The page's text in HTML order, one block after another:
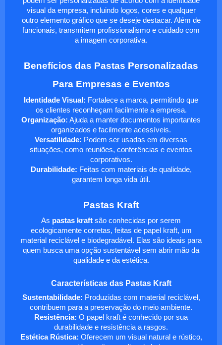
visual da empresa, incluindo logos, cores e qualquer
outro elemento gráfico que se deseje destacar. Além de
funcionais, transmitem profissionalismo e cuidado com
a imagem corporativa.
Benefícios das Pastas Personalizadas
Para Empresas e Eventos
Identidade Visual: Fortalece a marca, permitindo que
os clientes reconheçam facilmente a empresa.
Organização: Ajuda a manter documentos importantes
organizados e facilmente acessíveis.
Versatilidade: Podem ser usadas em diversas
situações, como reuniões, conferências e eventos
corporativos.
Durabilidade: Feitas com materiais de qualidade,
garantem longa vida útil.
Pastas Kraft
As pastas kraft são conhecidas por serem
ecologicamente corretas, feitas de papel kraft, um
material reciclável e biodegradável. Elas são ideais para
quem busca uma opção sustentável sem abrir mão da
qualidade e da estética.
Características das Pastas Kraft
Sustentabilidade: Produzidas com material reciclável,
contribuem para a preservação do meio ambiente.
Resistência: O papel kraft é conhecido por sua
durabilidade e resistência a rasgos.
Estética Rústica: Oferecem um visual natural e rústico,